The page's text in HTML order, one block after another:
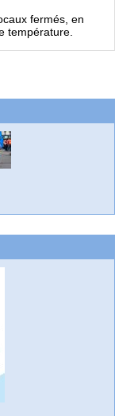
fermés, en
température.